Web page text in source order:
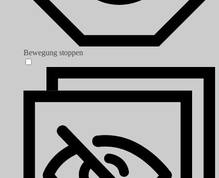
Bewegung stoppen